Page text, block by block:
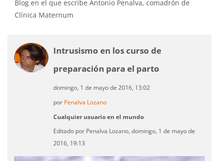
Blog en el que escribe Antonio Penalva, comadrón de
Clínica Maternum
Intrusismo en los curso de
preparación para el parto
domingo, 1 de mayo de 2016, 13:02
por Penalva Lozano
Cualquier usuario en el mundo
Editado por Penalva Lozano, domingo, 1 de mayo de
2016, 19:13